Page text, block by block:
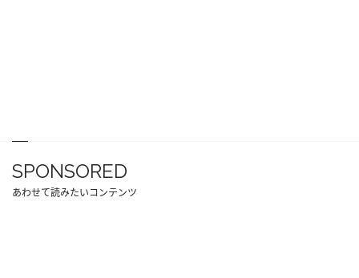
SPONSORED
あわせて読みたいコンテンツ